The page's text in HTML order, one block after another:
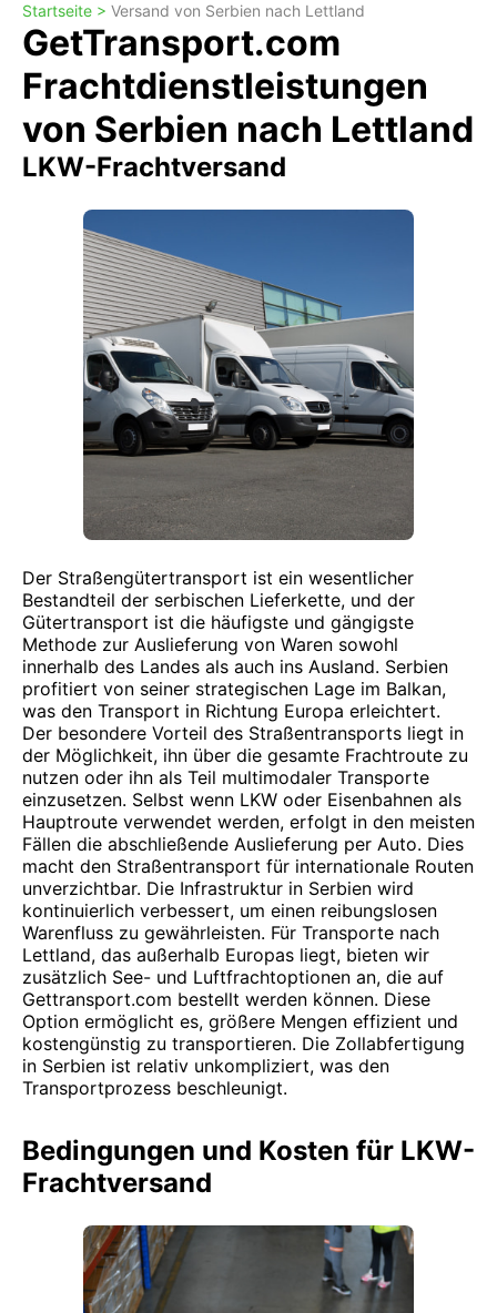
Startseite > Versand von Serbien nach Lettland
GetTransport.com
Frachtdienstleistungen
von Serbien nach Lettland
LKW-Frachtversand
Der Straßengütertransport ist ein wesentlicher
Bestandteil der serbischen Lieferkette, und der
Gütertransport ist die häufigste und gängigste
Methode zur Auslieferung von Waren sowohl
innerhalb des Landes als auch ins Ausland. Serbien
profitiert von seiner strategischen Lage im Balkan,
was den Transport in Richtung Europa erleichtert.
Der besondere Vorteil des Straßentransports liegt in
der Möglichkeit, ihn über die gesamte Frachtroute zu
nutzen oder ihn als Teil multimodaler Transporte
einzusetzen. Selbst wenn LKW oder Eisenbahnen als
Hauptroute verwendet werden, erfolgt in den meisten
Fällen die abschließende Auslieferung per Auto. Dies
macht den Straßentransport für internationale Routen
unverzichtbar. Die Infrastruktur in Serbien wird
kontinuierlich verbessert, um einen reibungslosen
Warenfluss zu gewährleisten. Für Transporte nach
Lettland, das außerhalb Europas liegt, bieten wir
zusätzlich See- und Luftfrachtoptionen an, die auf
Gettransport.com bestellt werden können. Diese
Option ermöglicht es, größere Mengen effizient und
kostengünstig zu transportieren. Die Zollabfertigung
in Serbien ist relativ unkompliziert, was den
Transportprozess beschleunigt.
Bedingungen und Kosten für LKW-
Frachtversand